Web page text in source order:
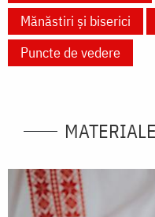
Mănăstiri și biserici
Puncte de vedere